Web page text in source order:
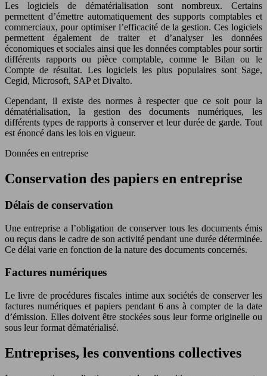
Les logiciels de dématérialisation sont nombreux. Certains
permettent d’émettre automatiquement des supports comptables et
commerciaux, pour optimiser l’efficacité de la gestion. Ces logiciels
permettent également de traiter et d’analyser les données
économiques et sociales ainsi que les données comptables pour sortir
différents rapports ou pièce comptable, comme le Bilan ou le
Compte de résultat. Les logiciels les plus populaires sont Sage,
Cegid, Microsoft, SAP et Divalto.
Cependant, il existe des normes à respecter que ce soit pour la
dématérialisation, la gestion des documents numériques, les
différents types de rapports à conserver et leur durée de garde. Tout
est énoncé dans les lois en vigueur.
Données en entreprise
Conservation des papiers en entreprise
Délais de conservation
Une entreprise a l’obligation de conserver tous les documents émis
ou reçus dans le cadre de son activité pendant une durée déterminée.
Ce délai varie en fonction de la nature des documents concernés.
Factures numériques
Le livre de procédures fiscales intime aux sociétés de conserver les
factures numériques et papiers pendant 6 ans à compter de la date
d’émission. Elles doivent être stockées sous leur forme originelle ou
sous leur format dématérialisé.
Entreprises, les conventions collectives